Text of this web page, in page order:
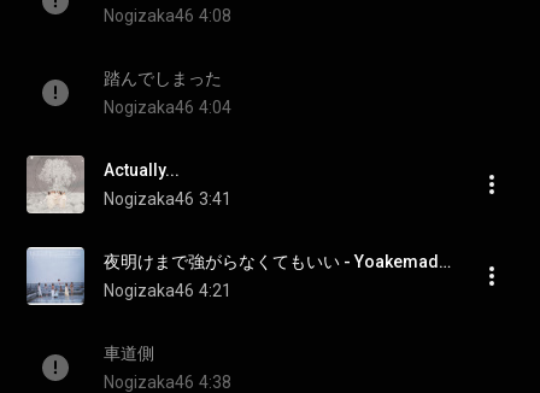
Nogizaka46 4:08
踏んでしまった
Nogizaka46 4:04
Actually...
Nogizaka46 3:41
夜明けまで強がらなくてもいい - Yoakemade Tsuyogaranakutemoii
Nogizaka46 4:21
車道側
Nogizaka46 4:38